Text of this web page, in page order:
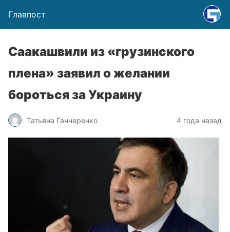
Главпост
Саакашвили из «грузинского
плена» заявил о желании
бороться за Украину
Татьяна Ганчеренко 4 года назад